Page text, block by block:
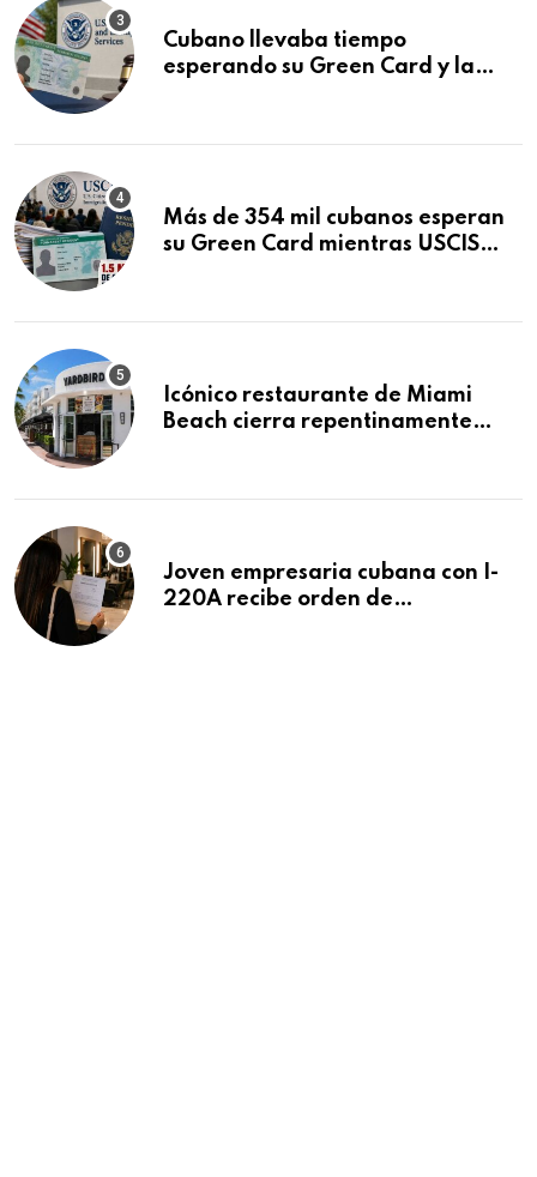
Cubano llevaba tiempo
esperando su Green Card y la
Más de 354 mil cubanos esperan
su Green Card mientras USCIS
Icónico restaurante de Miami
Beach cierra repentinamente
Joven empresaria cubana con I-
220A recibe orden de